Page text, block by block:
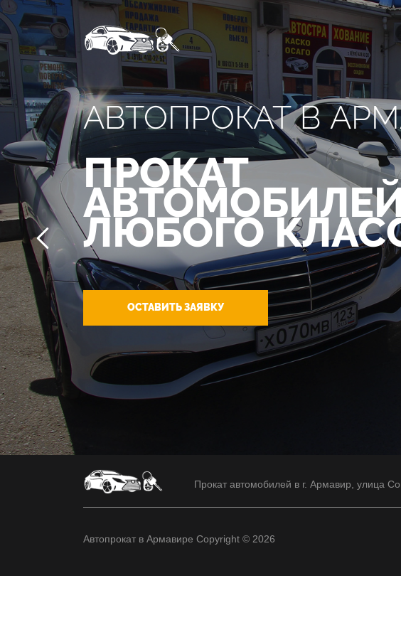
АВТОПРОКАТ В
ПРОКАТ
ЛЮБОГО
ОСТАВИТЬ ЗАЯВКУ
Прокат автомобилей в г. Армавир, улица
Автопрокат в Армавире Copyright © 2026